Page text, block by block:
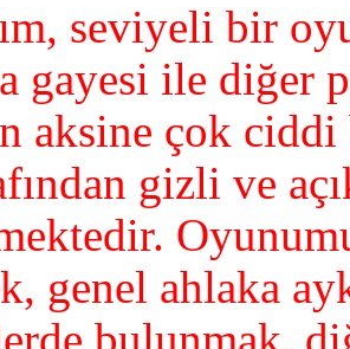
seviyeli bir
gayesi ile diğer
aksine çok
gizli ve
genel ahlaka